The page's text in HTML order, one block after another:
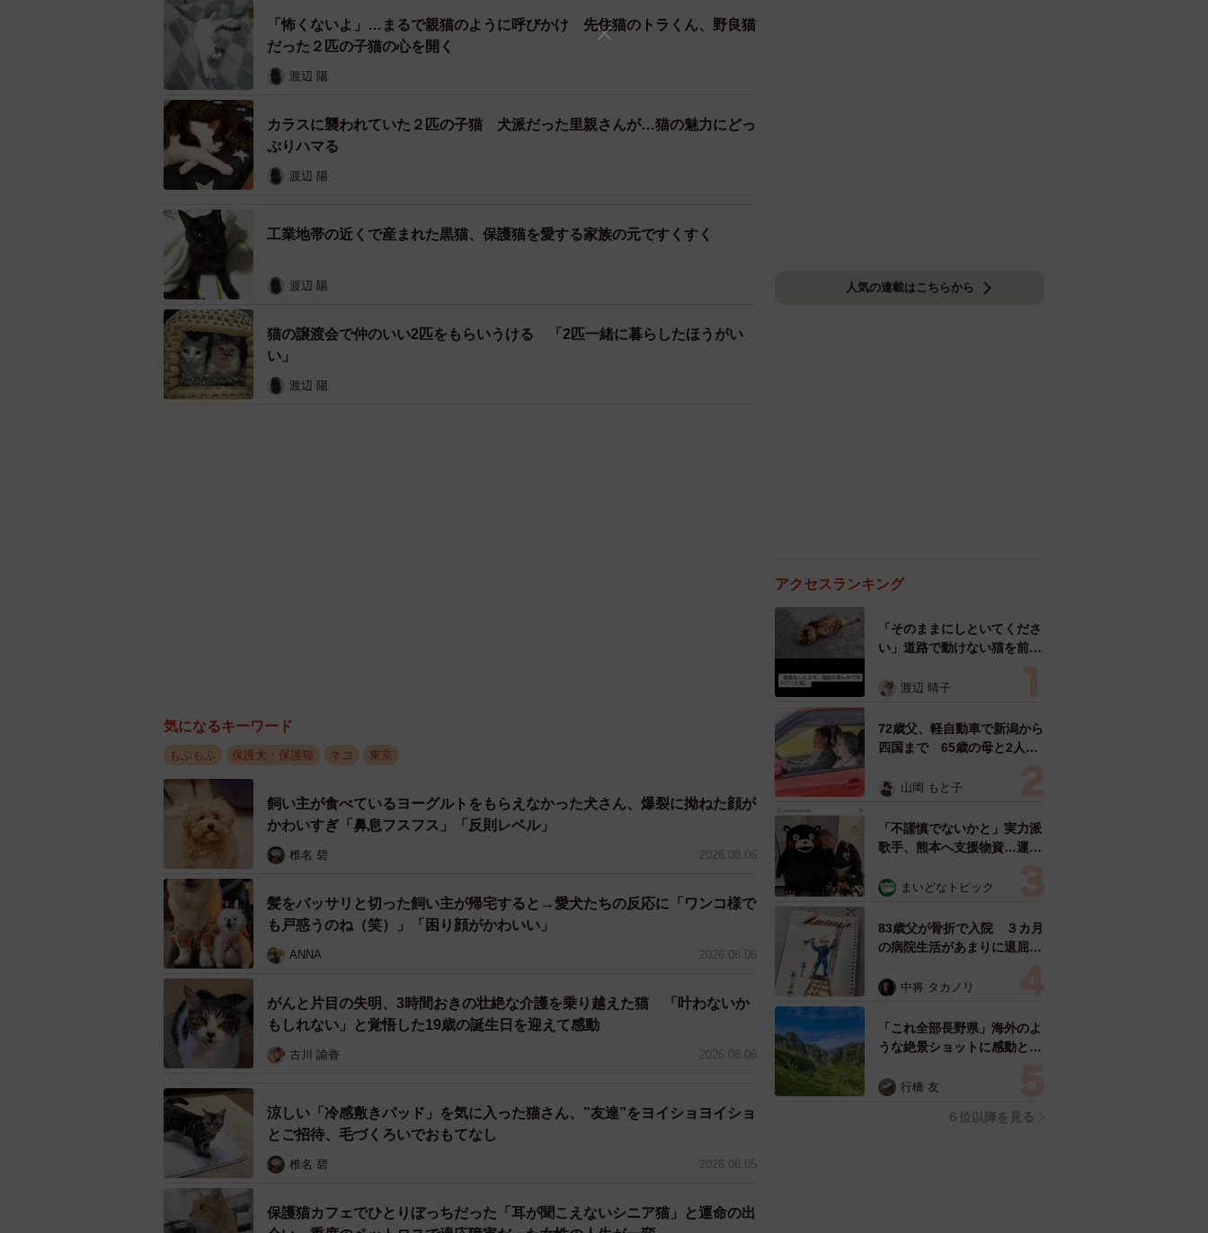
2018年6月、東京都に住む唐木さんの勤務先のお客さんが空き家に住み着いていた猫を保護
した。空き家には、臨月の母猫と2匹の兄弟猫がいたという。3匹の猫を保護すると、間もな
く母猫が3匹の子猫を産んだ。
近所の人は、猫たちを見かけると、石を投げて追い払っていたという。ただでさえ用心深く
生きている野良猫、敵意に満ちた人間はさぞかし怖かっただろう。子猫たちは、臆病だっ
ゆっくり家族になろう
唐木さんは、2014年に猫を保護して飼って以来、猫に魅了され、もう1匹飼いたいと思って
いた。3匹の子猫の里親を募集していることを知り、1匹の子猫をもらうことにした。ハチワ
レで牛柄の子猫は、生後6か月。名前は、黄夫（きお）にした。
家に連れてきてもらったが、最初は隠れてしまった。いるのかいないのか分からないほど姿
も気配も消していた。唐木さんは、急がず焦らず、時間をかけて家族になっていこうと心に
決めた。
和らいだ警戒心
「怖くないよ」…まるで親猫のように呼びかけ 先住猫のトラくん、野良猫
だった２匹の子猫の心を開く
渡辺 陽
カラスに襲われていた２匹の子猫 犬派だった里親さんが…猫の魅力にどっ
ぷりハマる
渡辺 陽
工業地帯の近くで産まれた黒猫、保護猫を愛する家族の元ですくすく
渡辺 陽
猫の譲渡会で仲のいい2匹をもらいうける 「2匹一緒に暮らしたほうがい
い」
渡辺 陽
気になるキーワード
もふもふ 保護犬・保護猫 ネコ 東京
飼い主が食べているヨーグルトをもらえなかった犬さん、爆裂に拗ねた顔が
かわいすぎ「鼻息フスフス」「反則レベル」
椎名 碧 2026.08.06
髪をバッサリと切った飼い主が帰宅すると→愛犬たちの反応に「ワンコ様で
も戸惑うのね（笑）」「困り顔がかわいい」
ANNA 2026.08.06
がんと片目の失明、3時間おきの壮絶な介護を乗り越えた猫 「叶わないか
もしれない」と覚悟した19歳の誕生日を迎えて感動
古川 諭香 2026.08.06
涼しい「冷感敷きパッド」を気に入った猫さん、”友達”をヨイショヨイショ
とご招待、毛づくろいでおもてなし
椎名 碧 2026.08.05
保護猫カフェでひとりぼっちだった「耳が聞こえないシニア猫」と運命の出
人気の連載はこちらから
アクセスランキング
「そのままにしといてくださ
い」道路で動けない猫を前に
ようとした4日間 「命の重
表の訴え
渡辺 晴子
72歳父、軽自動車で新潟から
四国まで 65歳の母と2人で
憩まで分刻み… 「大学生で
山岡 もと子
「不謹慎でないかと」実力派
歌手、熊本へ支援物資…運搬
めらい 「痛いほど伝わる」
まいどなトピック
83歳父が骨折で入院 ３カ月
の病院生活があまりに退屈で
い！」→スケッチブックを見
すよ…」
中将 タカノリ
「これ全部長野県」海外のよ
うな絶景ショットに感動と反
ったんだって気づいた」
行橋 友
６位以降を見る